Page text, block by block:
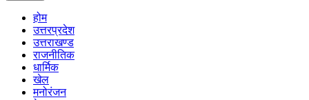
होम
उत्तरप्रदेश
उत्तराखण्ड
राजनीतिक
धार्मिक
खेल
मनोरंजन